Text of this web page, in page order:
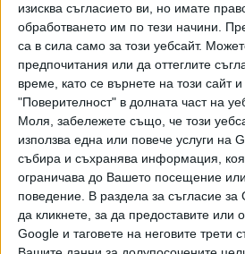
изисква съгласието ви, но имате
обработването им по тези начини.
са в сила само за този уебсайт.
предпочитания или да оттеглите
време, като се върнете на този сайт
"Поверителност" в долната част на
Моля, забележете също, че този
използва една или повече услуги на
събира и съхранява информация,
ограничава до Вашето посещение
поведение. В раздела за съгласие
да кликнете, за да предоставите или
Google и таговете на неговите трети
Ако искате да подкрепите
и качествена журналистика в “Сега”,
можете да направите дарение през
PayPal
Ключови думи: имунизации , лични лекари
Още новини по темата
През юни може да се